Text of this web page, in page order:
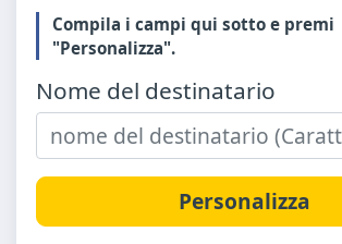
Compila i campi qui sotto e premi
"Personalizza".
Nome del destinatario